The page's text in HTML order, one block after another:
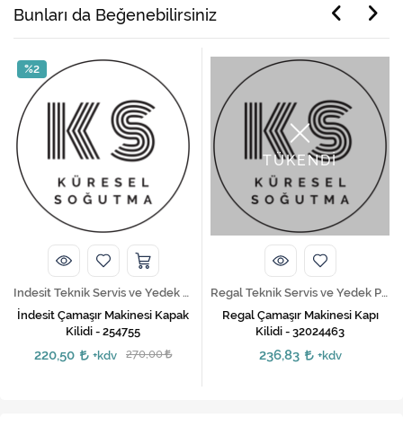
Bunları da Beğenebilirsiniz
%2
Indesit Teknik Servis ve Yedek Parça Hizmetleri
İndesit Çamaşır Makinesi Kapak
Kilidi - 254755
220,50 +kdv 270,00
TÜKENDİ
Regal Teknik Servis ve Yedek Parça Hizmetleri
Regal Çamaşır Makinesi Kapı
Kilidi - 32024463
236,83 +kdv